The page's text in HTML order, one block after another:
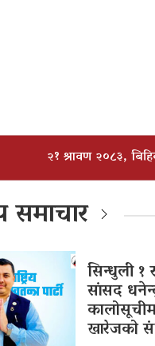
२१ श्रावण २०८३,
समाचार
सिन्धुली १
सांसद
खारेजको